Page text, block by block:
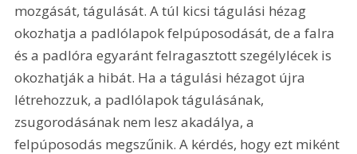
mozgását, tágulását. A túl kicsi tágulási hézag
okozhatja a padlólapok felpúposodását, de a falra
és a padlóra egyaránt felragasztott szegélylécek is
okozhatják a hibát. Ha a tágulási hézagot újra
létrehozzuk, a padlólapok tágulásának,
zsugorodásának nem lesz akadálya, a
felpúposodás megszűnik. A kérdés, hogy ezt miként